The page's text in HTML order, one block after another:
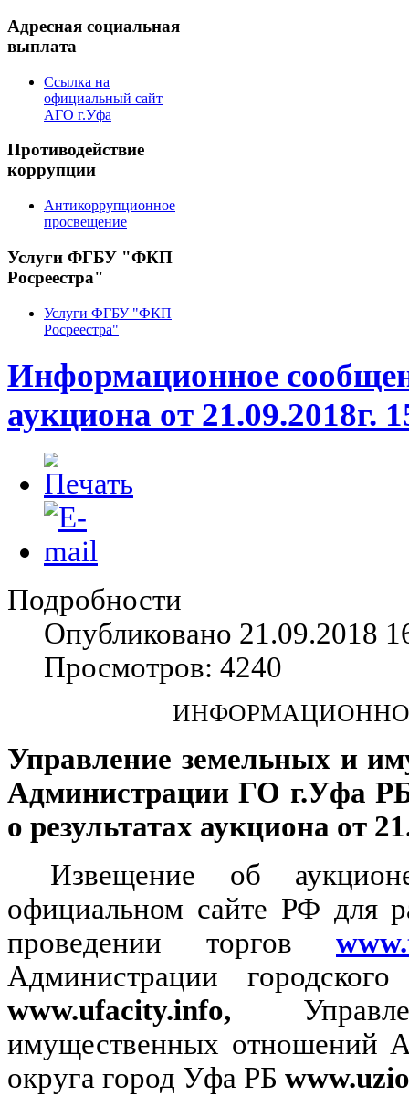
Адресная социальная
выплата
Ссылка на
официальный сайт
АГО г.Уфа
Противодействие
коррупции
Антикоррупционное
просвещение
Услуги ФГБУ "ФКП
Росреестра"
Услуги ФГБУ "ФКП
Росреестра"
Информационное
аукциона от 21.09.2018г.
Подробности
Опубликовано 21.09.2018
Просмотров: 4240
Управление земельных и
Администрации ГО г.Уфа
о результатах аукциона от
Извещение об
официальном сайте РФ для
проведении торгов
Администрации
www.ufacity.info,
имущественных отношений
округа город Уфа РБ